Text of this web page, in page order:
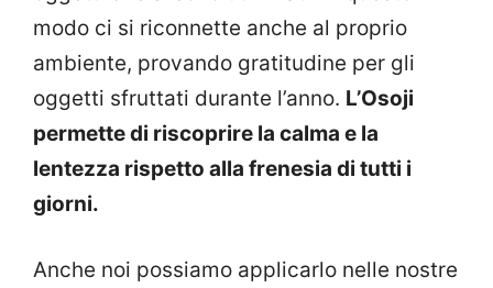
modo ci si riconnette anche al proprio
ambiente, provando gratitudine per gli
oggetti sfruttati durante l’anno. L’Osoji
permette di riscoprire la calma e la
lentezza rispetto alla frenesia di tutti i
giorni.
Anche noi possiamo applicarlo nelle nostre